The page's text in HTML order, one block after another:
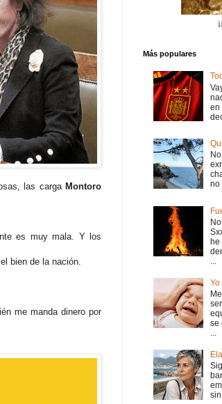
las carga Montoro
es muy mala. Y los
bien de la nación.
me manda dinero por
Más populares
en
no
...
Yo
se
...